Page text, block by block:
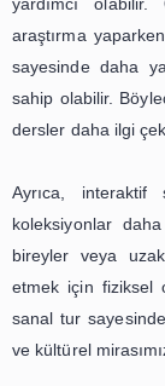
gelen bir
kullanılan
bulunmadan
Bu sayede
kullanılan
da geliştirmek
Arşivler, tarihi
Ancak, bu